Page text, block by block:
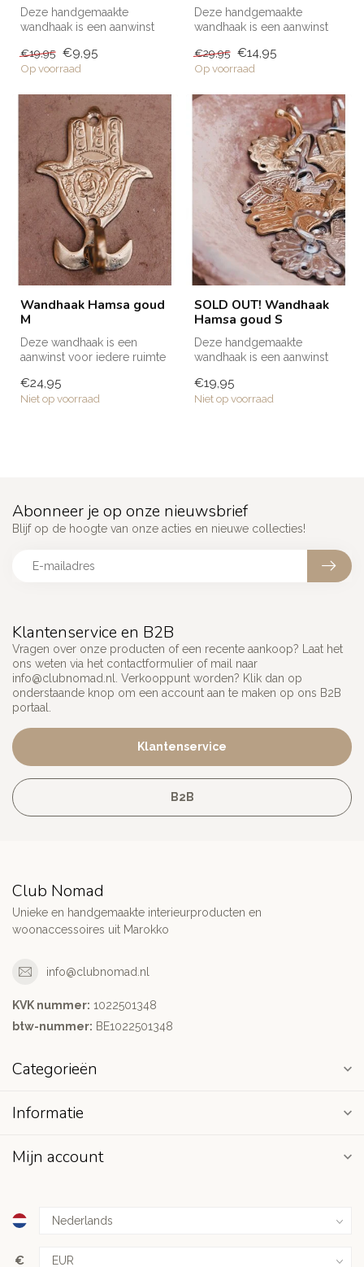
Deze handgemaakte
wandhaak is een aanwinst
de bad...
€19,95 €9,95
Op voorraad
Deze handgemaakte
wandhaak is een aanwinst
de bad...
€29,95 €14,95
Op voorraad
Wandhaak Hamsa goud
M
Deze wandhaak is een
aanwinst voor iedere ruimte
keuken...
€24,95
Niet op voorraad
SOLD OUT! Wandhaak
Hamsa goud S
Deze handgemaakte
wandhaak is een aanwinst
de bad...
€19,95
Niet op voorraad
Klantenservice en B2B
Vragen over onze producten of een recente aankoop? Laat het
ons weten via het contactformulier of mail naar
info@clubnomad.nl . Verkooppunt worden? Klik dan op
onderstaande knop om een account aan te maken op ons B2B
portaal.
Klantenservice
B2B
Abonneer je op onze nieuwsbrief
Blijf op de hoogte van onze acties en nieuwe collecties!
Club Nomad
Unieke en handgemaakte interieurproducten en
woonaccessoires uit Marokko
info@clubnomad.nl
KVK nummer: 1022501348
btw-nummer: BE1022501348
Categorieën
Informatie
Mijn account
€